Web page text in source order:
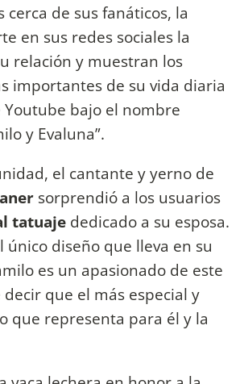
cerca de sus fanáticos, la
en sus redes sociales la
relación y muestran los
importantes de su vida diaria
Youtube bajo el nombre
y Evaluna”.
el cantante y yerno de
sorprendió a los usuarios
tatuaje dedicado a su esposa.
único diseño que lleva en su
es un apasionado de este
que el más especial y
que representa para él y la